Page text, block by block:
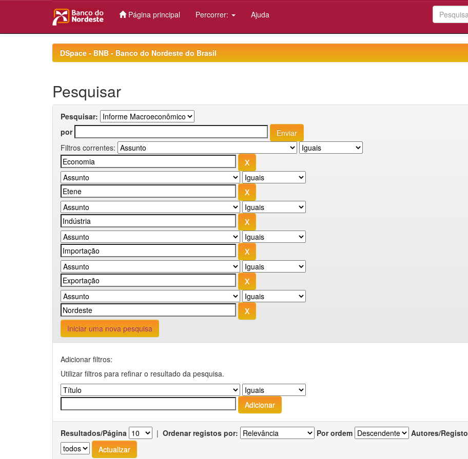
Página principal Percorrer: Ajuda
DSpace - BNB - Banco do Nordeste do Brasil
Pesquisar
Pesquisar:
por
Filtros correntes:
Iniciar uma nova pesquisa
Adicionar filtros:
Utilizar filtros para refinar o resultado da pesquisa.
Resultados/Página | Ordenar registos por: Por ordem Autores/Registo